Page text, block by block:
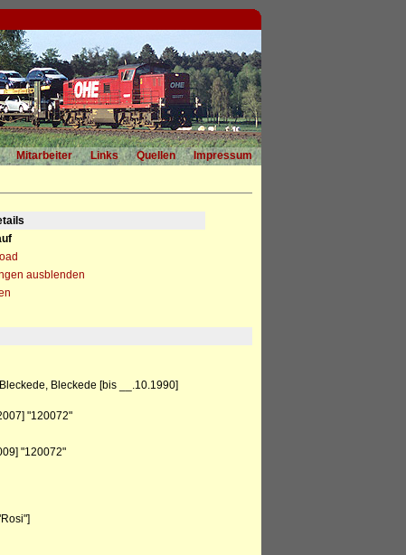
Mitarbeiter Links Quellen
Impressum
ausblenden
Bleckede [bis __.10.1990]
"120072"
"120072"